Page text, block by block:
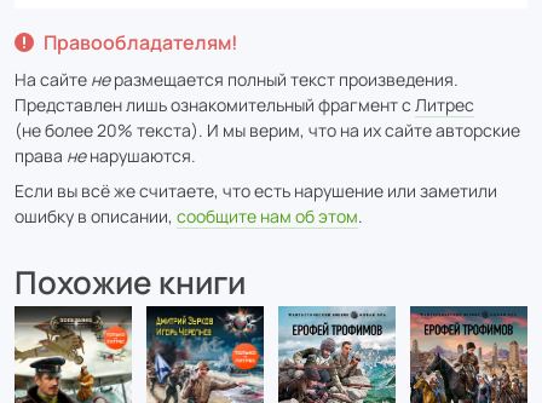
Правообладателям!
На сайте неразмещается полный текст произведения.
Представлен лишь ознакомительный фрагмент с Литрес
(не более 20% текста). И мы верим, что на их сайте авторские
права ненарушаются.
Если вы всё же считаете, что есть нарушение или заметили
ошибку в описании, сообщите нам об этом.
Похожие книги